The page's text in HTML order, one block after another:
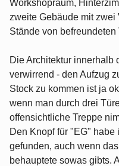
Workshopraum,
zweite Gebäude mit zwei
Stände von befreundeten
Die Architektur innerhalb
verwirrend - den Aufzug
Stock zu kommen ist ja
wenn man durch drei
offensichtliche Treppe
Den Knopf für "EG"
gefunden, auch wenn
behauptete sowas gibts.